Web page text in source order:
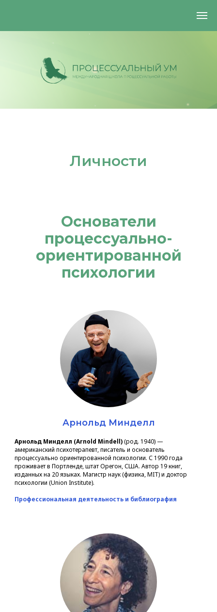
Личности
Основатели
процессуально-
ориентированной
психологии
Арнольд Минделл
Арнольд Минделл (Arnold Mindell)(род. 1940) —
американский психотерапевт, писатель и основатель
процессуально ориентированной психологии. С 1990 года
проживает в Портленде, штат Орегон, США. Автор 19 книг,
изданных на 20 языках. Магистр наук (физика, MIT) и доктор
психологии (Union Institute).
Профессиональная деятельность и библиография